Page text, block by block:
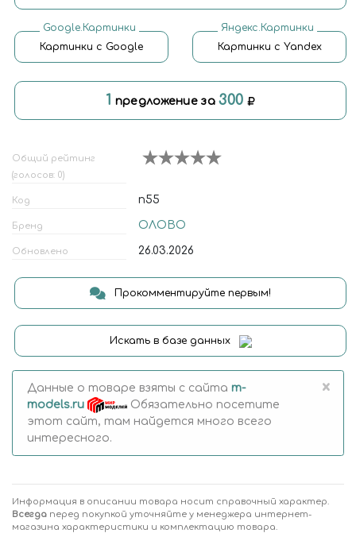
Google.Картинки
Картинки с Google
Яндекс.Картинки
Картинки с Yandex
1 предложение за300
Общий рейтинг
(голосов: 0)
Код n55
Бренд ОЛОВО
Обновлено 26.03.2026
Прокомментируйте первым!
Искать в базе данных
Данные о товаре взяты с сайта m-
models.ru
Обязательно посетите
этот сайт, там найдется много всего
интересного.
×
Информация в описании товара носит справочный характер.
Всегда перед покупкой уточняйте у менеджера интернет-
магазина характеристики и комплектацию товара.